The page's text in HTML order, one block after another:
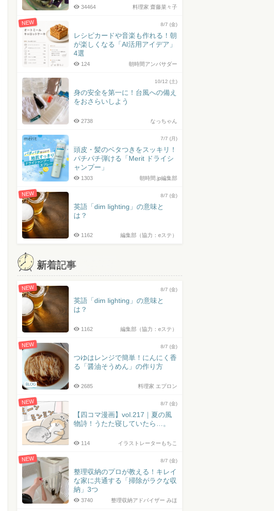
料理家 齋藤菜々子
34464
NEW 8/7 (金)
レシピカードや音楽も作れる！朝
が楽しくなる「AI活用アイデア」
4選
朝時間アンバサダー
124
10/12 (土)
身の安全を第一に！台風への備え
をおさらいしよう
なっちゃん
2738
7/7 (月)
頭皮・髪のベタつきをスッキリ！
パチパチ弾ける「Merit ドライシ
ャンプー」
朝時間.jp編集部
1303
NEW 8/7 (金)
英語「dim lighting」の意味と
は？
編集部（協力：eステ）
1162
新着記事
NEW 8/7 (金)
英語「dim lighting」の意味と
は？
編集部（協力：eステ）
1162
NEW
BLOG
8/7 (金)
つゆはレンジで簡単！にんにく香
る「醤油そうめん」の作り方
料理家 エプロン
2685
NEW 8/7 (金)
【四コマ漫画】vol.217｜夏の風
物詩！うたた寝していたら…。
イラストレーターもちこ
114
NEW 8/7 (金)
整理収納のプロが教える！キレイ
な家に共通する「掃除がラクな収
納」3つ
整理収納アドバイザー みほ
3740